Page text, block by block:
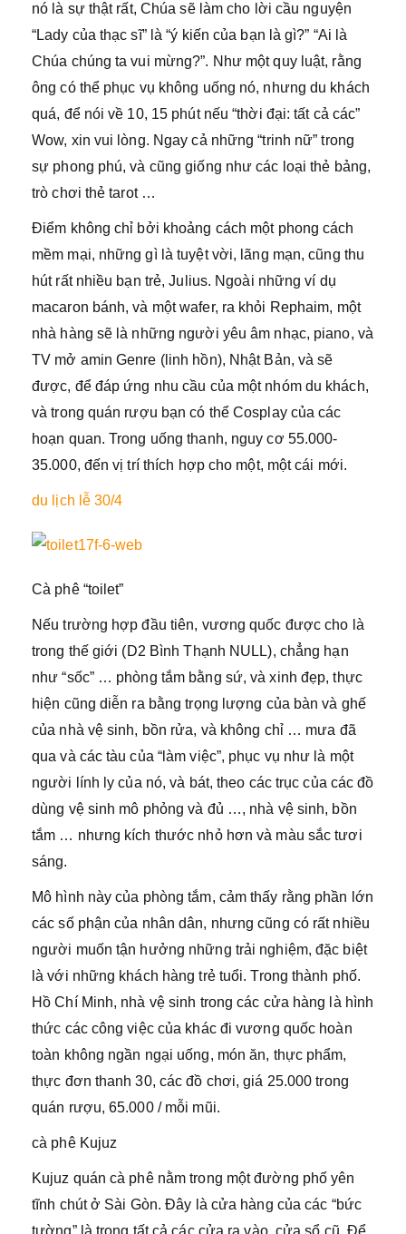
nó là sự thật rất, Chúa sẽ làm cho lời cầu nguyện
“Lady của thạc sĩ” là “ý kiến ​​của bạn là gì?” “Ai là
Chúa chúng ta vui mừng?”. Như một quy luật, rằng
ông có thể phục vụ không uống nó, nhưng du khách
quá, để nói về 10, 15 phút nếu “thời đại: tất cả các”
Wow, xin vui lòng. Ngay cả những “trinh nữ” trong
sự phong phú, và cũng giống như các loại thẻ bảng,
trò chơi thẻ tarot …
Điểm không chỉ bởi khoảng cách một phong cách
mềm mại, những gì là tuyệt vời, lãng mạn, cũng thu
hút rất nhiều bạn trẻ, Julius. Ngoài những ví dụ
macaron bánh, và một wafer, ra khỏi Rephaim, một
nhà hàng sẽ là những người yêu âm nhạc, piano, và
TV mở amin Genre (linh hồn), Nhật Bản, và sẽ
được, để đáp ứng nhu cầu của một nhóm du khách,
và trong quán rượu bạn có thể Cosplay của các
hoạn quan. Trong uống thanh, nguy cơ 55.000-
35.000, đến vị trí thích hợp cho một, một cái mới.
du lịch lễ 30/4
Cà phê “toilet”
Nếu trường hợp đầu tiên, vương quốc được cho là
trong thế giới (D2 Bình Thạnh NULL), chẳng hạn
như “sốc” … phòng tắm bằng sứ, và xinh đẹp, thực
hiện cũng diễn ra bằng trọng lượng của bàn và ghế
của nhà vệ sinh, bồn rửa, và không chỉ … mưa đã
qua và các tàu của “làm việc”, phục vụ như là một
người lính ly của nó, và bát, theo các trục của các đồ
dùng vệ sinh mô phỏng và đủ …, nhà vệ sinh, bồn
tắm … nhưng kích thước nhỏ hơn và màu sắc tươi
sáng.
Mô hình này của phòng tắm, cảm thấy rằng phần lớn
các số phận của nhân dân, nhưng cũng có rất nhiều
người muốn tận hưởng những trải nghiệm, đặc biệt
là với những khách hàng trẻ tuổi. Trong thành phố.
Hồ Chí Minh, nhà vệ sinh trong các cửa hàng là hình
thức các công việc của khác đi vương quốc hoàn
toàn không ngần ngại uống, món ăn, thực phẩm,
thực đơn thanh 30, các đồ chơi, giá 25.000 trong
quán rượu, 65.000 / mỗi mũi.
cà phê Kujuz
Kujuz quán cà phê nằm trong một đường phố yên
tĩnh chút ở Sài Gòn. Đây là cửa hàng của các “bức
tường” là trong tất cả các cửa ra vào, cửa sổ cũ. Để